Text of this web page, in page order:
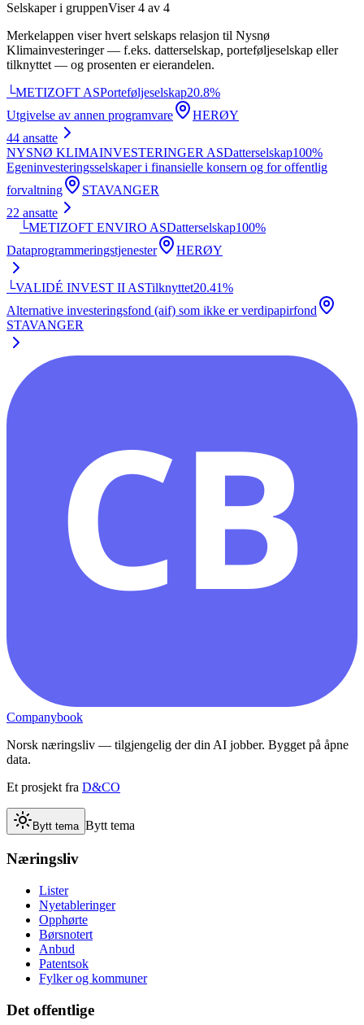
Selskaper i gruppenViser4 av 4
Merkelappen viser hvert selskaps relasjon til Nysnø
Klimainvesteringer— f.eks. datterselskap, porteføljeselskap eller
tilknyttet — og prosenten er eierandelen.
└METIZOFT ASPorteføljeselskap20.8%
Utgivelse av annen programvare
HERØY
44 ansatte
NYSNØ KLIMAINVESTERINGER ASDatterselskap100%
Egeninvesteringsselskaper i finansielle konsern og for offentlig
forvaltning
STAVANGER
22 ansatte
└METIZOFT ENVIRO ASDatterselskap100%
Dataprogrammeringstjenester
HERØY
└VALIDÉ INVEST II ASTilknyttet20.41%
Alternative investeringsfond (aif) som ikke er verdipapirfond
STAVANGER
CB
Companybook
Norsk næringsliv — tilgjengelig der din AI jobber. Bygget på åpne
data.
Et prosjekt fra D&CO
Bytt tema Bytt tema
Næringsliv
Lister
Nyetableringer
Opphørte
Børsnotert
Anbud
Patentsok
Fylker og kommuner
Det offentlige